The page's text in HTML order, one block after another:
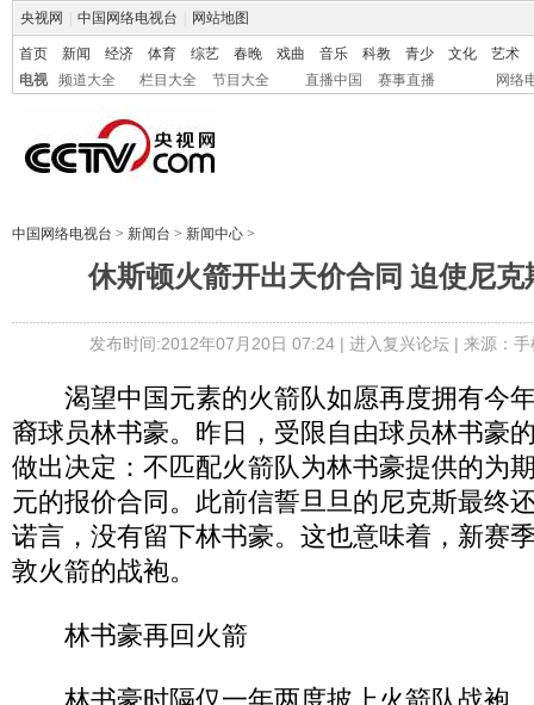
央视网 中国网络电视台 网站地图
首页 新闻 经济 体育 综艺 春晚 戏曲 音乐 科教 青少 文化
艺术
电视
频道大全 栏目大全 节目大全 直播中国 赛事直播 网络
中国网络电视台 > 新闻台 > 新闻中心 >
休斯顿火箭开出天价合同 迫使尼克
发布时间:2012年07月20日 07:24 | 进入复兴论坛| 来源：
渴望中国元素的火箭队如愿再度拥有今
裔球员林书豪。昨日，受限自由球员林书豪
做出决定：不匹配火箭队为林书豪提供的为
元的报价合同。此前信誓旦旦的尼克斯最终
诺言，没有留下林书豪。这也意味着，新赛
敦火箭的战袍。
林书豪再回火箭